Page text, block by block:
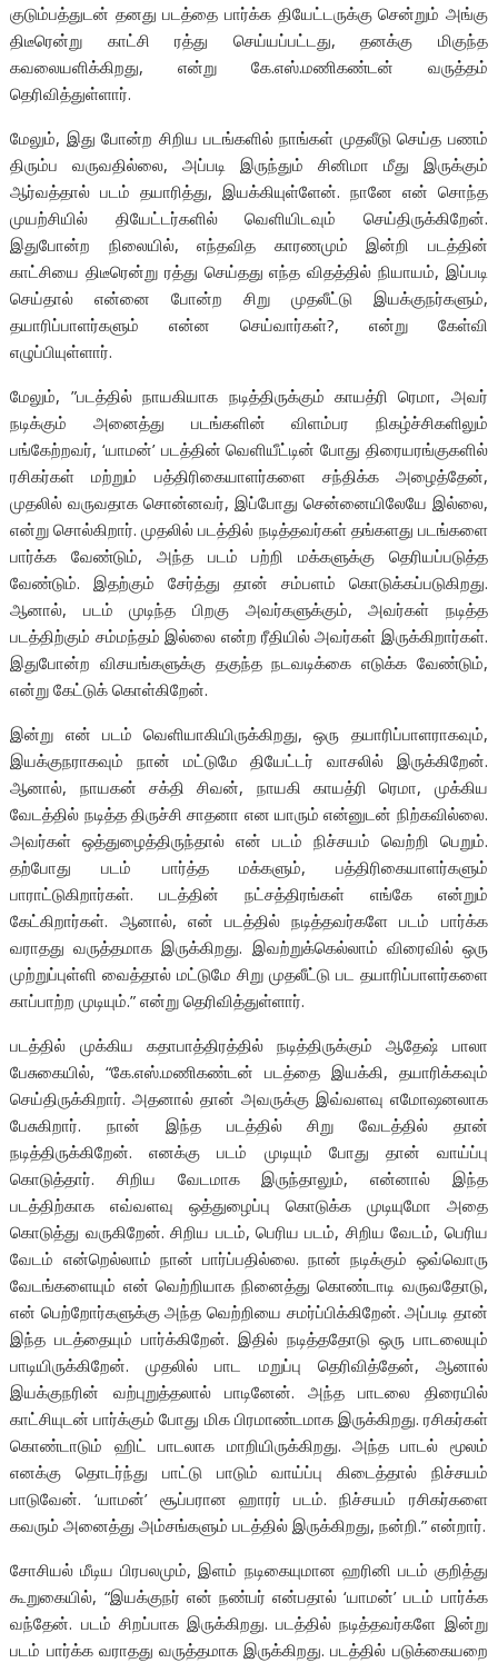
குடும்பத்துடன் தனது படத்தை பார்க்க தியேட்டருக்கு சென்றும் அங்கு
திடீரென்று காட்சி ரத்து செய்யப்பட்டது, தனக்கு மிகுந்த
கவலையளிக்கிறது, என்று கே.எஸ்.மணிகண்டன் வருத்தம்
தெரிவித்துள்ளார்.
மேலும், இது போன்ற சிறிய படங்களில் நாங்கள் முதலீடு செய்த பணம்
திரும்ப வருவதில்லை, அப்படி இருந்தும் சினிமா மீது இருக்கும்
ஆர்வத்தால் படம் தயாரித்து, இயக்கியுள்ளேன். நானே என் சொந்த
முயற்சியில் தியேட்டர்களில் வெளியிடவும் செய்திருக்கிறேன்.
இதுபோன்ற நிலையில், எந்தவித காரணமும் இன்றி படத்தின்
காட்சியை திடீரென்று ரத்து செய்தது எந்த விதத்தில் நியாயம், இப்படி
செய்தால் என்னை போன்ற சிறு முதலீட்டு இயக்குநர்களும்,
தயாரிப்பாளர்களும் என்ன செய்வார்கள்?, என்று கேள்வி
எழுப்பியுள்ளார்.
மேலும், ”படத்தில் நாயகியாக நடித்திருக்கும் காயத்ரி ரெமா, அவர்
நடிக்கும் அனைத்து படங்களின் விளம்பர நிகழ்ச்சிகளிலும்
பங்கேற்றவர், ‘யாமன்’ படத்தின் வெளியீட்டின் போது திரையரங்குகளில்
ரசிகர்கள் மற்றும் பத்திரிகையாளர்களை சந்திக்க அழைத்தேன்,
முதலில் வருவதாக சொன்னவர், இப்போது சென்னையிலேயே இல்லை,
என்று சொல்கிறார். முதலில் படத்தில் நடித்தவர்கள் தங்களது படங்களை
பார்க்க வேண்டும், அந்த படம் பற்றி மக்களுக்கு தெரியப்படுத்த
வேண்டும். இதற்கும் சேர்த்து தான் சம்பளம் கொடுக்கப்படுகிறது.
ஆனால், படம் முடிந்த பிறகு அவர்களுக்கும், அவர்கள் நடித்த
படத்திற்கும் சம்மந்தம் இல்லை என்ற ரீதியில் அவர்கள் இருக்கிறார்கள்.
இதுபோன்ற விசயங்களுக்கு தகுந்த நடவடிக்கை எடுக்க வேண்டும்,
என்று கேட்டுக் கொள்கிறேன்.
இன்று என் படம் வெளியாகியிருக்கிறது, ஒரு தயாரிப்பாளராகவும்,
இயக்குநராகவும் நான் மட்டுமே தியேட்டர் வாசலில் இருக்கிறேன்.
ஆனால், நாயகன் சக்தி சிவன், நாயகி காயத்ரி ரெமா, முக்கிய
வேடத்தில் நடித்த திருச்சி சாதனா என யாரும் என்னுடன் நிற்கவில்லை.
அவர்கள் ஒத்துழைத்திருந்தால் என் படம் நிச்சயம் வெற்றி பெறும்.
தற்போது படம் பார்த்த மக்களும், பத்திரிகையாளர்களும்
பாராட்டுகிறார்கள். படத்தின் நட்சத்திரங்கள் எங்கே என்றும்
கேட்கிறார்கள். ஆனால், என் படத்தில் நடித்தவர்களே படம் பார்க்க
வராதது வருத்தமாக இருக்கிறது. இவற்றுக்கெல்லாம் விரைவில் ஒரு
முற்றுப்புள்ளி வைத்தால் மட்டுமே சிறு முதலீட்டு பட தயாரிப்பாளர்களை
காப்பாற்ற முடியும்.” என்று தெரிவித்துள்ளார்.
படத்தில் முக்கிய கதாபாத்திரத்தில் நடித்திருக்கும் ஆதேஷ் பாலா
பேசுகையில், “கே.எஸ்.மணிகண்டன் படத்தை இயக்கி, தயாரிக்கவும்
செய்திருக்கிறார். அதனால் தான் அவருக்கு இவ்வளவு எமோஷனலாக
பேசுகிறார். நான் இந்த படத்தில் சிறு வேடத்தில் தான்
நடித்திருக்கிறேன். எனக்கு படம் முடியும் போது தான் வாய்ப்பு
கொடுத்தார். சிறிய வேடமாக இருந்தாலும், என்னால் இந்த
படத்திற்காக எவ்வளவு ஒத்துழைப்பு கொடுக்க முடியுமோ அதை
கொடுத்து வருகிறேன். சிறிய படம், பெரிய படம், சிறிய வேடம், பெரிய
வேடம் என்றெல்லாம் நான் பார்ப்பதில்லை. நான் நடிக்கும் ஒவ்வொரு
வேடங்களையும் என் வெற்றியாக நினைத்து கொண்டாடி வருவதோடு,
என் பெற்றோர்களுக்கு அந்த வெற்றியை சமர்ப்பிக்கிறேன். அப்படி தான்
இந்த படத்தையும் பார்க்கிறேன். இதில் நடித்ததோடு ஒரு பாடலையும்
பாடியிருக்கிறேன். முதலில் பாட மறுப்பு தெரிவித்தேன், ஆனால்
இயக்குநரின் வற்புறுத்தலால் பாடினேன். அந்த பாடலை திரையில்
காட்சியுடன் பார்க்கும் போது மிக பிரமாண்டமாக இருக்கிறது. ரசிகர்கள்
கொண்டாடும் ஹிட் பாடலாக மாறியிருக்கிறது. அந்த பாடல் மூலம்
எனக்கு தொடர்ந்து பாட்டு பாடும் வாய்ப்பு கிடைத்தால் நிச்சயம்
பாடுவேன். ‘யாமன்’ சூப்பரான ஹாரர் படம். நிச்சயம் ரசிகர்களை
கவரும் அனைத்து அம்சங்களும் படத்தில் இருக்கிறது, நன்றி.” என்றார்.
சோசியல் மீடிய பிரபலமும், இளம் நடிகையுமான ஹரினி படம் குறித்து
கூறுகையில், “இயக்குநர் என் நண்பர் என்பதால் ‘யாமன்’ படம் பார்க்க
வந்தேன். படம் சிறப்பாக இருக்கிறது. படத்தில் நடித்தவர்களே இன்று
படம் பார்க்க வராதது வருத்தமாக இருக்கிறது. படத்தில் படுக்கையறை